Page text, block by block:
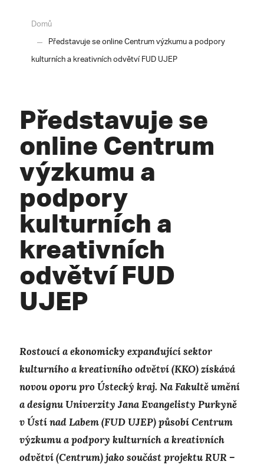
Domů
Představuje se online Centrum výzkumu a podpory
kulturních a kreativních odvětví FUD UJEP
Představuje se
online Centrum
výzkumu a
podpory
kulturních a
kreativních
odvětví FUD
UJEP
Rostoucí a ekonomicky expandující sektor
kulturního a kreativního odvětví (KKO) získává
novou oporu pro Ústecký kraj. Na Fakultě umění
a designu Univerzity Jana Evangelisty Purkyně
v Ústí nad Labem(FUDUJEP) působí Centrum
výzkumu a podpory kulturních a kreativních
odvětví (Centrum) jako součást projektu RUR –